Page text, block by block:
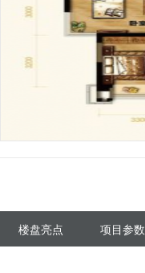
楼盘亮点 项目参数